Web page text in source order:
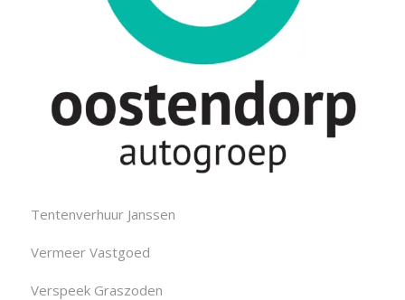
Tentenverhuur Janssen
Vermeer Vastgoed
Verspeek Graszoden